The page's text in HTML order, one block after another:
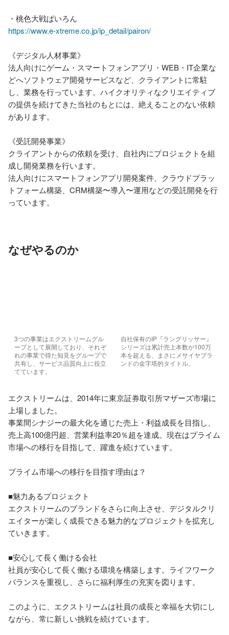
https://www.e-xtreme.co.jp/ip_detail/pairon/
《デジタル人材事業》
法⼈向けにゲーム・スマートフォンアプリ・WEB・IT企業な
どへソフトウェア開発サービスなど、クライアントに常駐
し、業務を行っています。ハイクオリティなクリエイティブ
の提供を続けてきた当社のもとには、絶えることのない依頼
があります。
《受託開発事業》
クライアントからの依頼を受け、自社内にプロジェクトを組
成し開発業務を行います。
法⼈向けにスマートフォンアプリ開発案件、クラウドプラッ
トフォーム構築、CRM構築〜導⼊〜運⽤などの受託開発を行
っています。
なぜやるのか
3つの事業はエクストリームグル
ープとして展開しており、それぞ
れの事業で得た知見をグループで
共有し、サービス品質向上に役立
てています。
自社保有のIP『ラングリッサー』
シリーズは累計売上本数が100万
本を超える、まさにメサイヤブラ
ンドの金字塔的タイトル。
エクストリームは、2014年に東京証券取引所マザーズ市場に
上場しました。
事業間シナジーの最大化を通じた売上・利益成長を目指し、
売上高100億円超、営業利益率20％超を達成。現在はプライム
市場への移行を目指して、躍進を続けています。
プライム市場への移行を目指す理由は？
■魅力あるプロジェクト
エクストリームのブランドをさらに向上させ、デジタルクリ
エイターが楽しく成長できる魅力的なプロジェクトを拡充し
ていきます。
■安心して長く働ける会社
社員が安心して長く働ける環境を構築します。ライフワーク
バランスを重視し、さらに福利厚生の充実を図ります。
このように、エクストリームは社員の成長と幸福を大切にし
ながら、常に新しい挑戦を続けています。